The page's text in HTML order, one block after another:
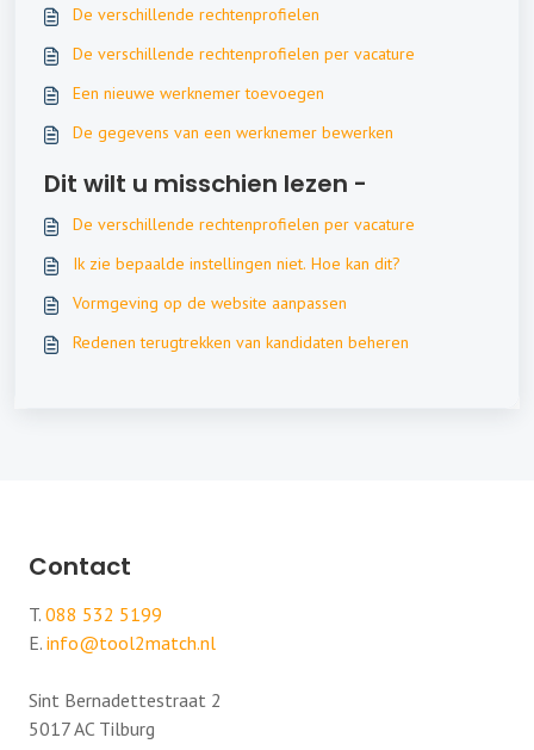
De verschillende rechtenprofielen
De verschillende rechtenprofielen per vacature
Een nieuwe werknemer toevoegen
De gegevens van een werknemer bewerken
Dit wilt u misschien lezen -
De verschillende rechtenprofielen per vacature
Ik zie bepaalde instellingen niet. Hoe kan dit?
Vormgeving op de website aanpassen
Redenen terugtrekken van kandidaten beheren
Contact
T. 088 532 5199
E. info@tool2match.nl
Sint Bernadettestraat 2
5017 AC Tilburg